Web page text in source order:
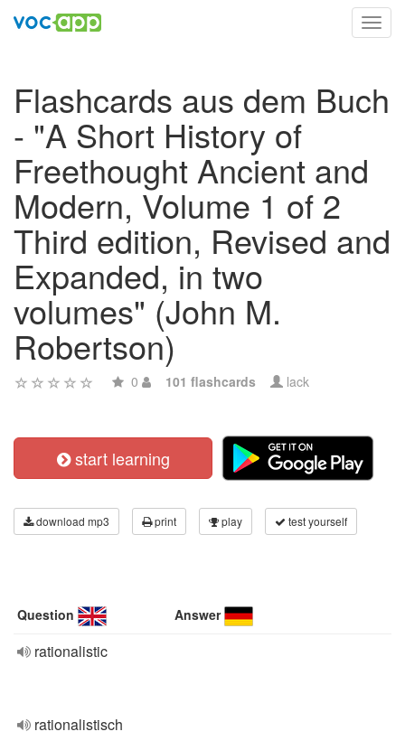
Flashcards aus dem Buch
- "A Short History of
Freethought Ancient and
Modern, Volume 1 of 2
Third edition, Revised and
Expanded, in two
volumes" (John M.
Robertson)
0 101 flashcards lack
start learning
download mp3 print play test yourself
Question Answer
rationalistic
rationalistisch